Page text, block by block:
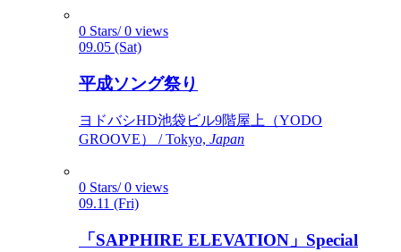
0 Stars/ 0 views
09.05 (Sat)
平成ソング祭り
ヨドバシHD池袋ビル9階屋上（YODO
GROOVE） / Tokyo, Japan
0 Stars/ 0 views
09.11 (Fri)
「SAPPHIRE ELEVATION」Special